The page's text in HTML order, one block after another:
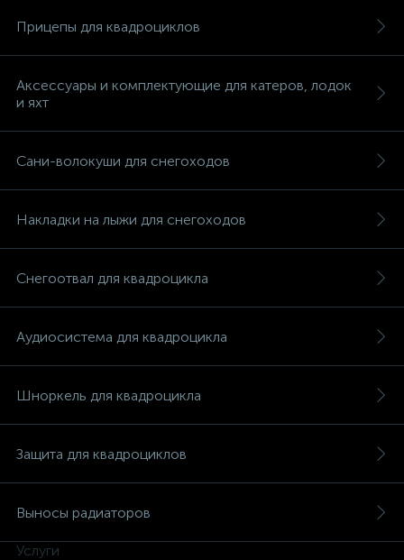
Прицепы для квадроциклов
Аксессуары и комплектующие для катеров, лодок
и яхт
Сани-волокуши для снегоходов
Накладки на лыжи для снегоходов
Снегоотвал для квадроцикла
Аудиосистема для квадроцикла
Шноркель для квадроцикла
Защита для квадроциклов
Выносы радиаторов
Услуги